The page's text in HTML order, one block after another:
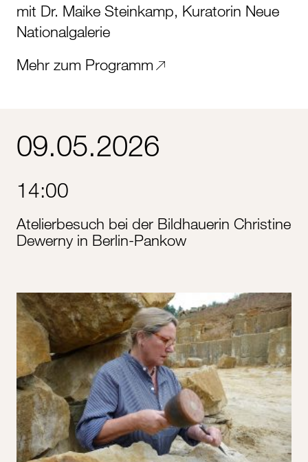
mit Dr. Maike Steinkamp, Kuratorin Neue
Nationalgalerie
Mehr zum Programm
09.05.2026
14:00
Atelierbesuch bei der Bildhauerin Christine
Dewerny in Berlin-Pankow